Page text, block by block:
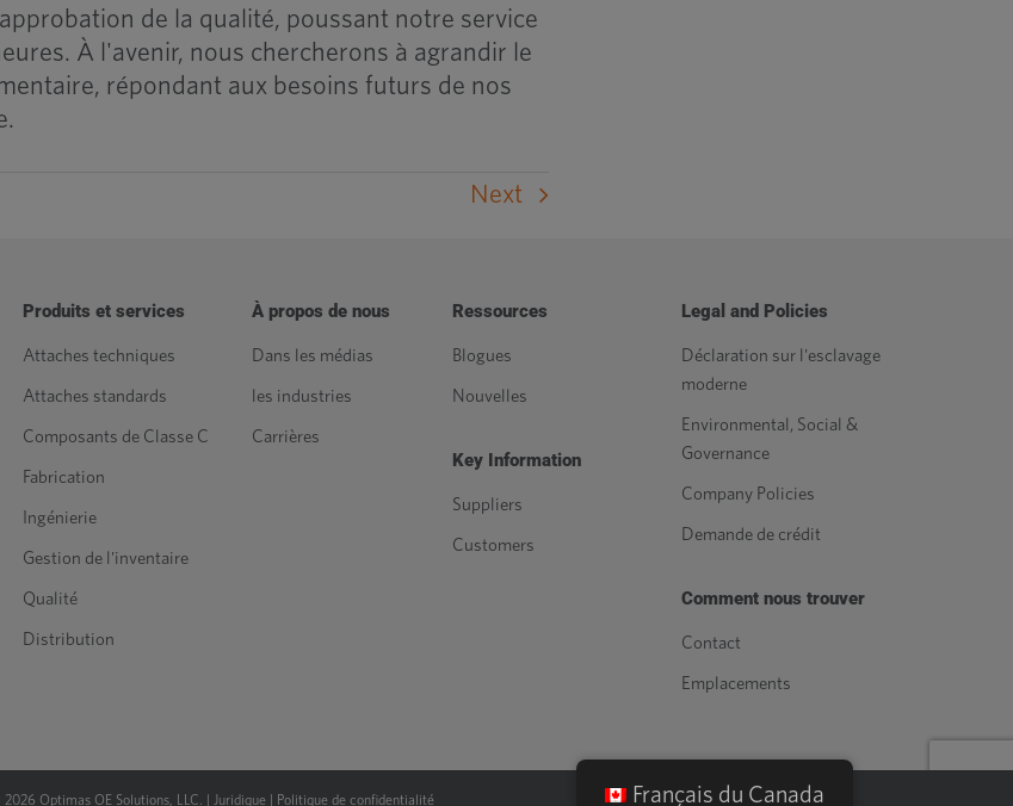
de la qualité, poussant notre service
À l'avenir, nous chercherons à agrandir le
répondant aux besoins futurs de nos
Next
Produits et services
Attaches techniques
Attaches standards
Composants de Classe C
Fabrication
Ingénierie
Gestion de l'inventaire
Qualité
Distribution
À propos de nous
Dans les médias
les industries
Carrières
Ressources
Blogues
Nouvelles
Key Information
Suppliers
Customers
Legal and Policies
Déclaration sur l'esclavage
moderne
Environmental, Social &
Governance
Company Policies
Demande de crédit
Comment nous trouver
Contact
Emplacements
2026 Optimas OE Solutions, LLC. | Juridique Politique de confidentialité Français du Canada